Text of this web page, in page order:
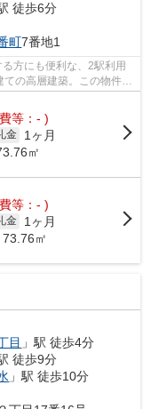
徒歩6分
町7番地1
方にも便利な、2駅利用
の高層建築。この物件は
等：- )
金
1ヶ月
㎡
等：- )
金
1ヶ月
㎡
目 」駅 徒歩4分
徒歩9分
」駅 徒歩10分